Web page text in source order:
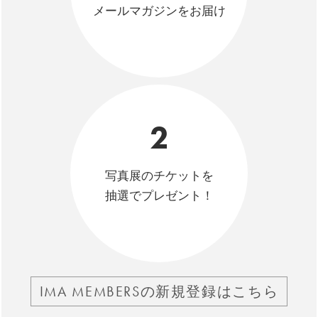
メールマガジンをお届け
2
写真展のチケットを
抽選でプレゼント！
IMA MEMBERSの新規登録はこちら